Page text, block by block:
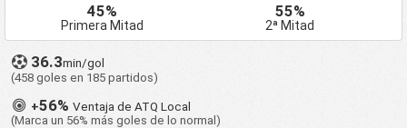
45%
Primera Mitad
55%
2ª Mitad
36.3min/gol
(458 goles en 185 partidos)
+56% Ventaja de ATQ Local
(Marca un 56% más goles de lo normal)